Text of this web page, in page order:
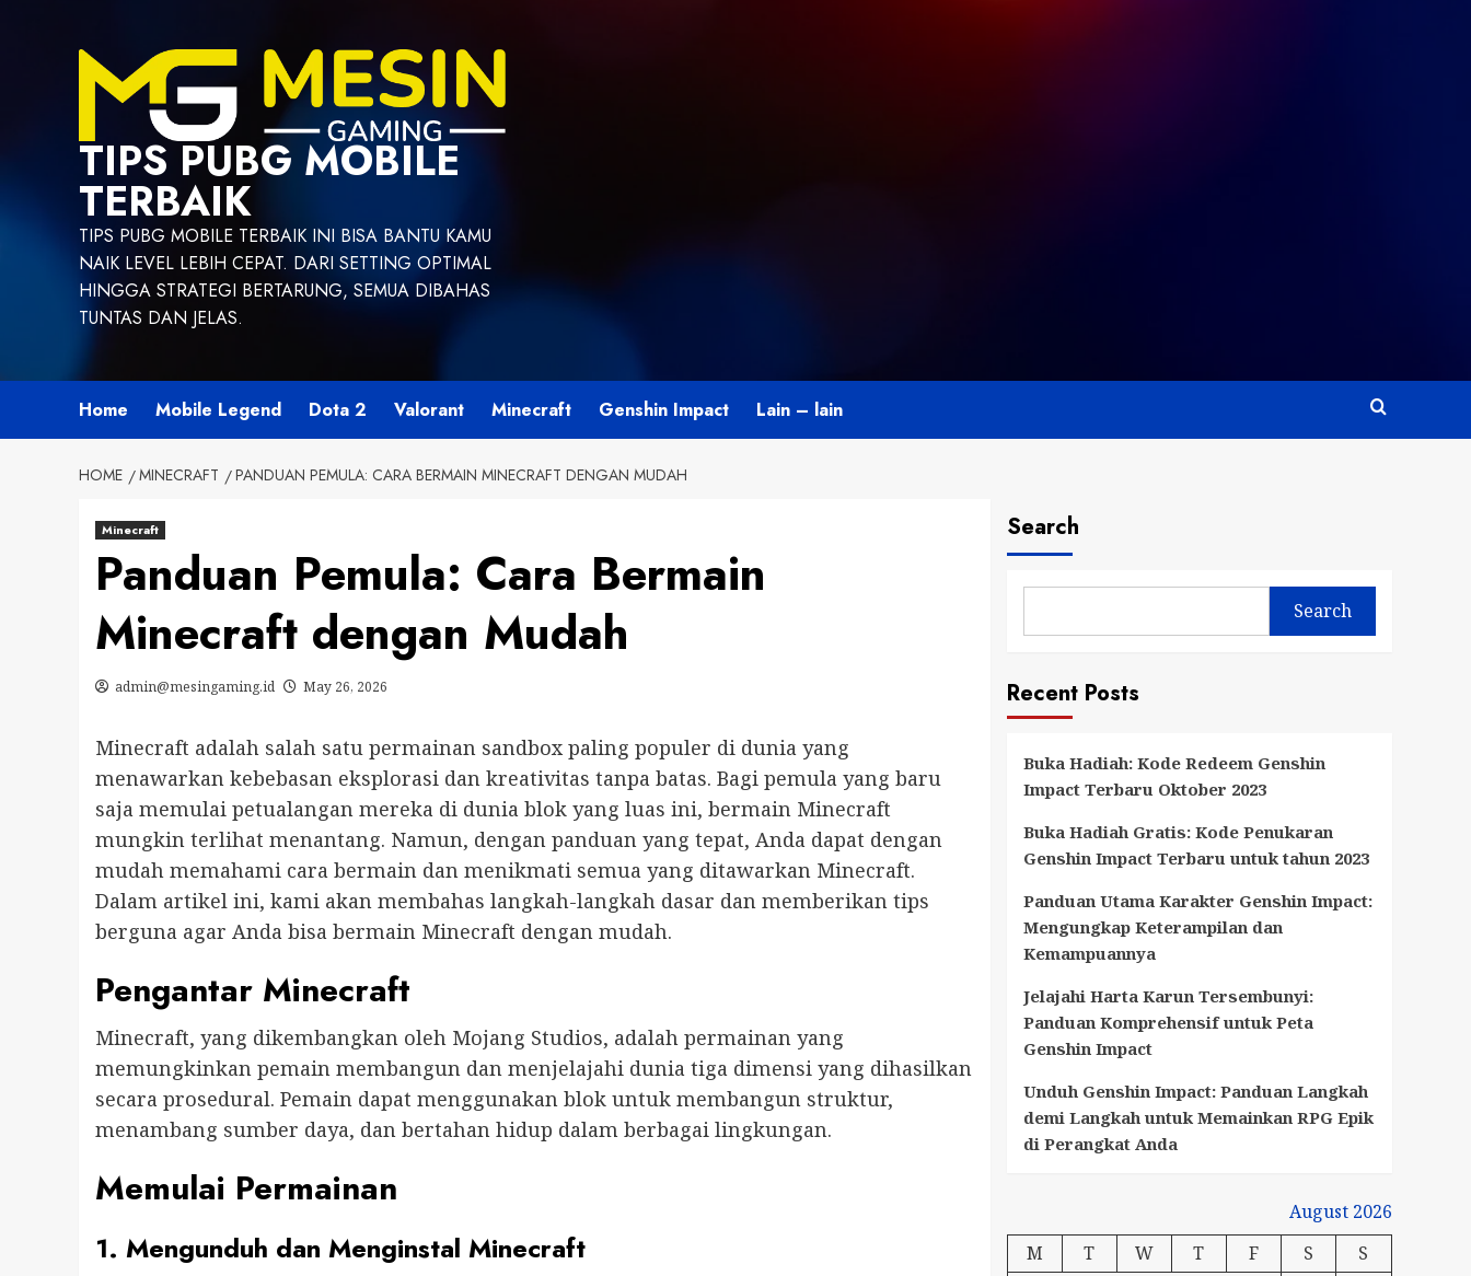
TIPS PUBG MOBILE
TERBAIK
TIPS PUBG MOBILE TERBAIK INI BISA BANTU KAMU
NAIK LEVEL LEBIH CEPAT. DARI SETTING OPTIMAL
HINGGA STRATEGI BERTARUNG, SEMUA DIBAHAS
TUNTAS DAN JELAS.
Home Mobile Legend Dota 2 Valorant Minecraft Genshin Impact Lain – lain
HOME MINECRAFT PANDUAN PEMULA: CARA BERMAIN MINECRAFT DENGAN MUDAH
Minecraft
Panduan Pemula: Cara Bermain
Minecraft dengan Mudah
admin@mesingaming.id May 26, 2026
Minecraft adalah salah satu permainan sandbox paling populer di dunia yang
menawarkan kebebasan eksplorasi dan kreativitas tanpa batas. Bagi pemula yang baru
saja memulai petualangan mereka di dunia blok yang luas ini, bermain Minecraft
mungkin terlihat menantang. Namun, dengan panduan yang tepat, Anda dapat dengan
mudah memahami cara bermain dan menikmati semua yang ditawarkan Minecraft.
Dalam artikel ini, kami akan membahas langkah-langkah dasar dan memberikan tips
berguna agar Anda bisa bermain Minecraft dengan mudah.
Pengantar Minecraft
Minecraft, yang dikembangkan oleh Mojang Studios, adalah permainan yang
memungkinkan pemain membangun dan menjelajahi dunia tiga dimensi yang dihasilkan
secara prosedural. Pemain dapat menggunakan blok untuk membangun struktur,
menambang sumber daya, dan bertahan hidup dalam berbagai lingkungan.
Memulai Permainan
1. Mengunduh dan Menginstal Minecraft
Search
Search
Recent Posts
Buka Hadiah: Kode Redeem Genshin
Impact Terbaru Oktober 2023
Buka Hadiah Gratis: Kode Penukaran
Genshin Impact Terbaru untuk tahun 2023
Panduan Utama Karakter Genshin Impact:
Mengungkap Keterampilan dan
Kemampuannya
Jelajahi Harta Karun Tersembunyi:
Panduan Komprehensif untuk Peta
Genshin Impact
Unduh Genshin Impact: Panduan Langkah
demi Langkah untuk Memainkan RPG Epik
di Perangkat Anda
August 2026
M
T W T F S
S